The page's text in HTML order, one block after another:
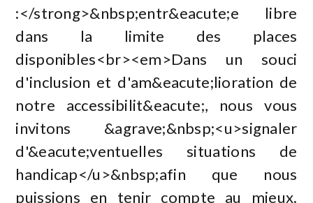
:</strong>&nbsp;entr&eacute;e libre
dans la limite des places
disponibles<br><em>Dans un souci
d'inclusion et d'am&eacute;lioration de
notre accessibilit&eacute;, nous vous
invitons &agrave;&nbsp;<u>signaler
d'&eacute;ventuelles situations de
handicap</u>&nbsp;afin que nous
puissions en tenir compte au mieux.